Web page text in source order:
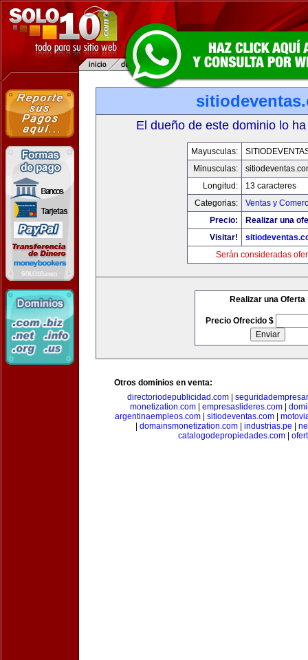
El dueño de este dominio lo
Mayusculas:
Minusculas:
Longitud:
13 caracteres
Categorias:
Ventas y
Precio:
Realizar una
Visitar!
Serán consideradas
Realizar una Oferta
Precio Ofrecido $
Otros dominios en venta:
directoriodepublicidad.com|
monetization.com
empresaslideres.com
argentinaempleos.com
sitiodeventas.com
domainsmonetization.com| industrias.pe
catalogodepropiedades.com